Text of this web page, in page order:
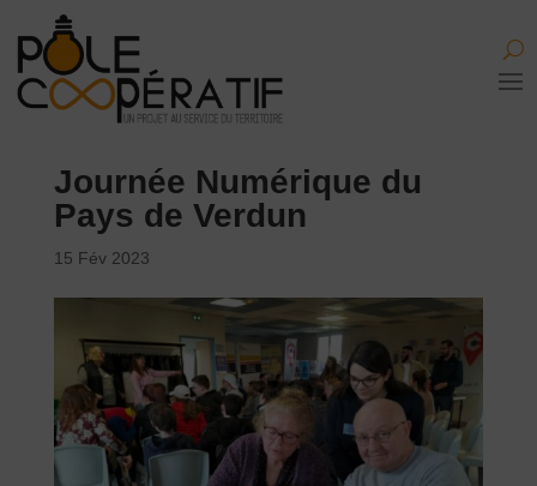
Journée Numérique du
Pays de Verdun
15 Fév 2023